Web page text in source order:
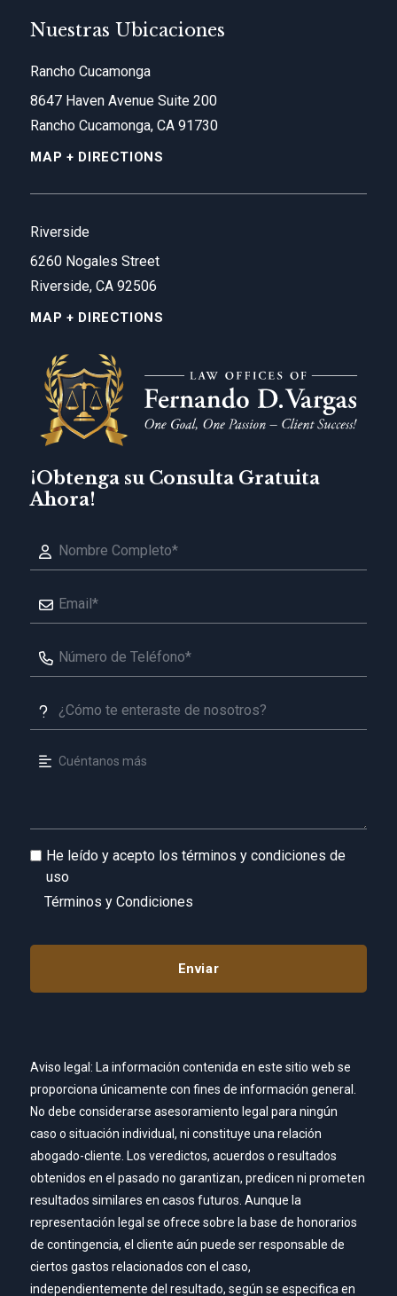
Nuestras Ubicaciones
Rancho Cucamonga
8647 Haven Avenue Suite 200
Rancho Cucamonga, CA 91730
MAP + DIRECTIONS
Riverside
6260 Nogales Street
Riverside, CA 92506
MAP + DIRECTIONS
¡Obtenga su Consulta Gratuita
Ahora!
He leído y acepto los términos y condiciones de
uso
Términos y Condiciones
Aviso legal: La información contenida en este sitio web se
proporciona únicamente con fines de información general.
No debe considerarse asesoramiento legal para ningún
caso o situación individual, ni constituye una relación
abogado-cliente. Los veredictos, acuerdos o resultados
obtenidos en el pasado no garantizan, predicen ni prometen
resultados similares en casos futuros. Aunque la
representación legal se ofrece sobre la base de honorarios
de contingencia, el cliente aún puede ser responsable de
ciertos gastos relacionados con el caso,
independientemente del resultado, según se especifica en